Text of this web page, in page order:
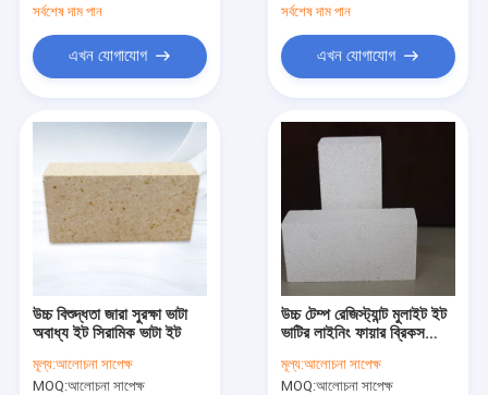
সর্বশেষ দাম পান
এখন যোগাযোগ
সর্বশেষ দাম পান
এখন যোগাযোগ
উচ্চ বিশুদ্ধতা জারা সুরক্ষা ভাটা
অবাধ্য ইট সিরামিক ভাটা ইট
মূল্য:আলোচনা সাপেক্ষ
MOQ:আলোচনা সাপেক্ষ
উচ্চ টেম্প রেজিস্ট্যান্ট মুলাইট ইট
ভাটির লাইনিং ফায়ার ব্রিকস
মূল্য:আলোচনা সাপেক্ষ
MOQ:আলোচনা সাপেক্ষ